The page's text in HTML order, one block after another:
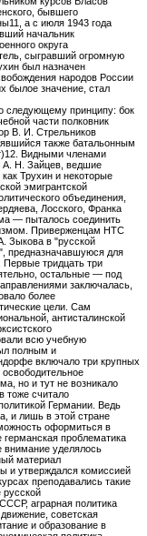
бывшего
а с июля 1943 года
начальник
округа
сыгравший огромную
был назначен
народов России
былое значение, стал
следующему принципу: бок
части полковник
В. И. Стрельников
также батальонным
Видными членами
А. Н. Зайцев, ведшие
Трухин и некоторые
эмигрантской
объединения,
Лосского, Франка
— пыталось соединить
Приверженцам НТС
Зыкова в "русской
предназначавшуюся для
Первые тридцать три
остальные — под
заключалась,
более
цели. Сам
антисталинской
всю учебную
полным и
включало три крупных
но и тут не возникало
тоже считало
Германии. Ведь
и лишь в этой стране
оформиться в
проблематика
внимание уделялось
материал
и утверждался комиссией
преподавались такие
русской
аграрная политика
советская
и образование в